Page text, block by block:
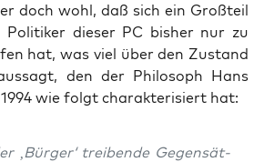
doch wohl, daß sich ein Groß­teil
die­ser PC bis­her nur zu
hat, was viel über den Zustand
den der Phi­lo­soph Hans
wie folgt cha­rak­te­ri­siert hat:
‚Bür­ger‘ trei­ben­de Gegen­sät­